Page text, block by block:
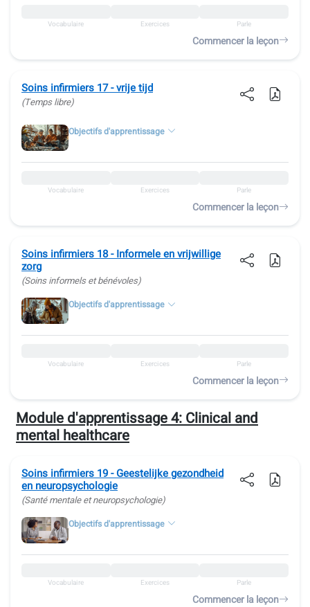
Vocabulaire Exercices Parle
Commencer la leçon
Soins infirmiers 17 - vrije tijd
(Temps libre)
Objectifs d'apprentissage
Vocabulaire Exercices Parle
Commencer la leçon
Soins infirmiers 18 - Informele en vrijwillige
zorg
(Soins informels et bénévoles)
Objectifs d'apprentissage
Vocabulaire Exercices Parle
Commencer la leçon
Module d'apprentissage 4: Clinical and
mental healthcare
Soins infirmiers 19 - Geestelijke gezondheid
en neuropsychologie
(Santé mentale et neuropsychologie)
Objectifs d'apprentissage
Vocabulaire Exercices Parle
Commencer la leçon